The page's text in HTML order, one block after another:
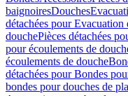
baignoiresDouches
détachées pour Evacuation
douchePièces détachées
pour écoulements de
écoulements de douche
détachées pour Bondes
bondes pour douches de